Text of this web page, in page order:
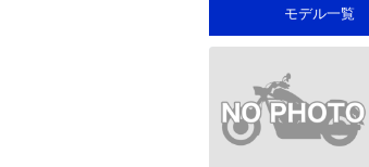
モデル一覧